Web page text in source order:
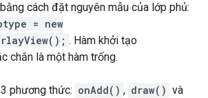
cách đặt nguyên mẫu của lớp phủ:
= new
. Hàm khởi tạo
chắn là một hàm trống.
phương thức: onAdd() , draw() và